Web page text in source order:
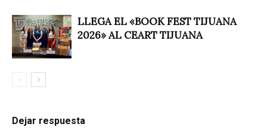
LLEGA EL «BOOK FEST TIJUANA
2026» AL CEART TIJUANA
Dejar respuesta